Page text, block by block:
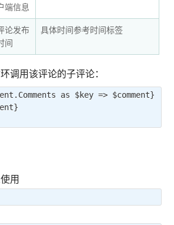
端信息
论发布
间
具体时间参考时间标签
调用该评论的子评论：
as $key => $comment}
用